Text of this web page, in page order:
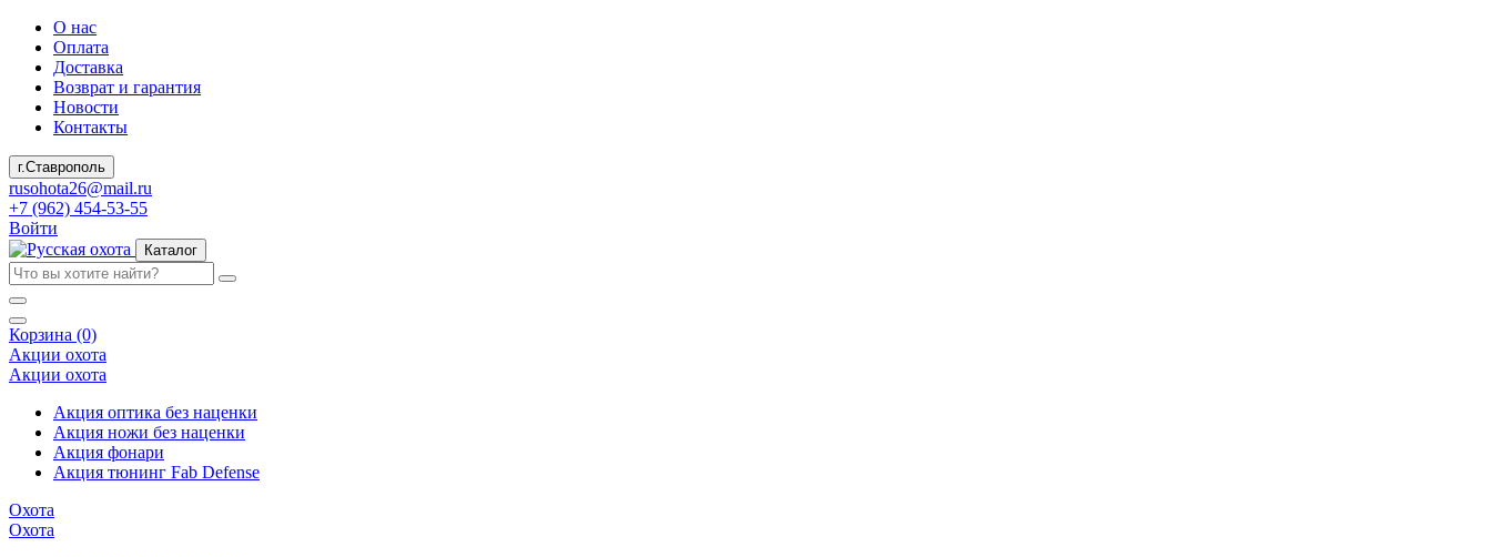
О нас
Оплата
Доставка
Возврат и гарантия
Новости
Контакты
г.Ставрополь
rusohota26@mail.ru
+7 (962) 454-53-55
Войти
Каталог
Корзина (0)
Акции охота
Акции охота
Акция оптика без наценки
Акция ножи без наценки
Акция фонари
Акция тюнинг Fab Defense
Охота
Охота